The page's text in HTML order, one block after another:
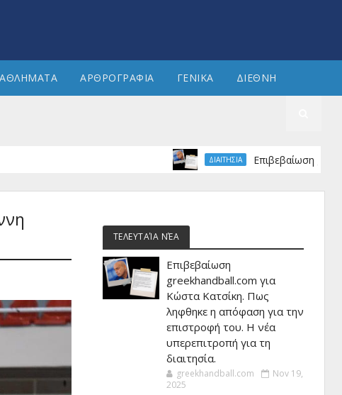
ΑΡΘΡΟΓΡΑΦΙΑ ΓΕΝΙΚΑ ΔΙΕΘΝΗ
ΔΙΑΙΤΗΣΙΑ Επιβεβαίωση
ΤΕΛΕΥΤΑΊΑ ΝΈΑ
Επιβεβαίωση
greekhandball.com για
Κώστα Κατσίκη. Πως
ληφθηκε η απόφαση για την
επιστροφή του. Η νέα
υπερεπιτροπή για τη
διαιτησία.
greekhandball.com
Nov 19,
2025